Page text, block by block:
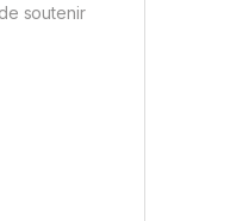
soutenir